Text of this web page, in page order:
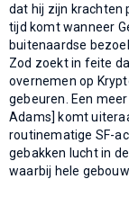
dat hij zijn krachten
tijd komt wanneer
buitenaardse
Zod zoekt in feite
overnemen op
gebeuren. Een
Adams] komt
routinematige SF-
gebakken lucht in
waarbij hele